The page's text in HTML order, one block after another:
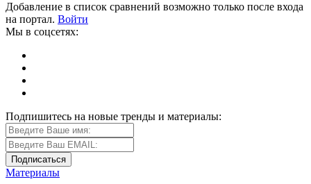
Добавление в список сравнений возможно только после входа
на портал. Войти
Мы в соцсетях:
Подпишитесь на новые тренды и материалы:
Материалы